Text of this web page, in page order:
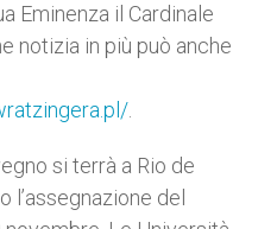
Eminenza il Cardinale
notizia in più può anche
si terrà a Rio de
l’assegnazione del